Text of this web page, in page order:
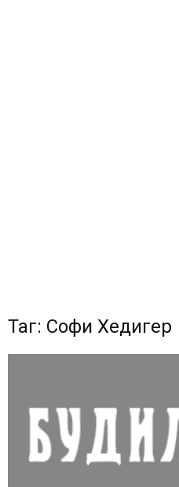
Таг: Софи Хедигер